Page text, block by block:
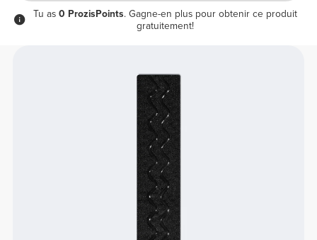
Tu as 0 ProzisPoints. Gagne-en plus pour obtenir ce produit
gratuitement!